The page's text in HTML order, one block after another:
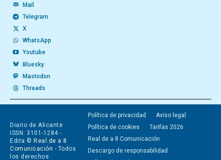
Mail
Telegram
X
WhatsApp
Youtube
Bluesky
Mastodon
Threads
Diario de Alicante
ISSN: 3101-1284 -
Edita © Real de a 8
Comunicación - Todos
los derechos
Política de privacidad
Aviso legal
Política de cookies
Tarifas 2026
Real de a 8 Comunicación
Descargo de responsabilidad